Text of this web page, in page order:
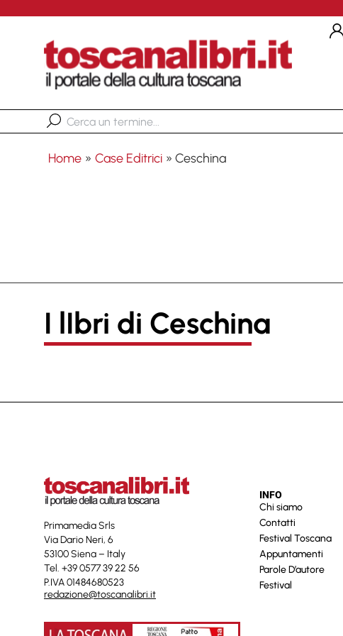
Home » Case Editrici » Ceschina
I lIbri di Ceschina
Primamedia Srls
Via Dario Neri, 6
53100 Siena – Italy
Tel. +39 0577 39 22 56
P.IVA 01484680523
redazione@toscanalibri.it
INFO
Chi siamo
Contatti
Festival Toscana
Appuntamenti
Parole D’autore
Festival